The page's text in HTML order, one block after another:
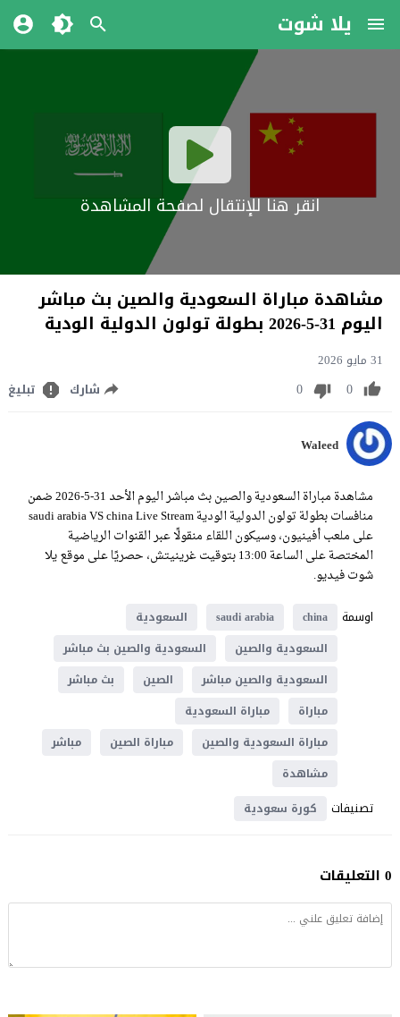
يلا شوت
انقر هنا للإنتقال لصفحة المشاهدة
مشاهدة مباراة السعودية والصين بث مباشر
اليوم 31-5-2026 بطولة تولون الدولية الودية
31 مايو 2026
0
0 شارك تبليغ
Waleed
مشاهدة مباراة السعودية والصين بث مباشر اليوم الأحد 31-5-2026 ضمن
منافسات بطولة تولون الدولية الودية saudi arabia VS china Live Stream
على ملعب أفينيون، وسيكون اللقاء منقولًا عبر القنوات الرياضية
المختصة على الساعة 13:00 بتوقيت غرينيتش، حصريًا على موقع يلا
شوت فيديو.
اوسمة
china
saudi arabia
السعودية
السعودية والصين
السعودية والصين بث مباشر
السعودية والصين مباشر
الصين
بث مباشر
مباراة
مباراة السعودية
مباراة السعودية والصين
مباراة الصين
مباشر
مشاهدة
تصنيفات كورة سعودية
0 التعليقات